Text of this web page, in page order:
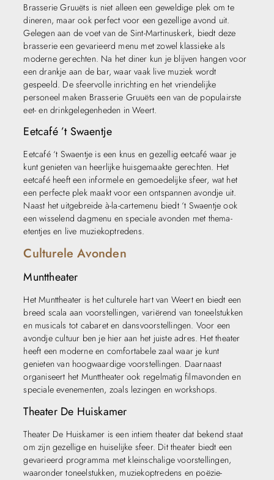
Brasserie Gruuëts is niet alleen een geweldige plek om te
dineren, maar ook perfect voor een gezellige avond uit.
Gelegen aan de voet van de Sint-Martinuskerk, biedt deze
brasserie een gevarieerd menu met zowel klassieke als
moderne gerechten. Na het diner kun je blijven hangen voor
een drankje aan de bar, waar vaak live muziek wordt
gespeeld. De sfeervolle inrichting en het vriendelijke
personeel maken Brasserie Gruuëts een van de populairste
eet- en drinkgelegenheden in Weert.
Eetcafé ’t Swaentje
Eetcafé ‘t Swaentje is een knus en gezellig eetcafé waar je
kunt genieten van heerlijke huisgemaakte gerechten. Het
eetcafé heeft een informele en gemoedelijke sfeer, wat het
een perfecte plek maakt voor een ontspannen avondje uit.
Naast het uitgebreide à-la-cartemenu biedt ‘t Swaentje ook
een wisselend dagmenu en speciale avonden met thema-
etentjes en live muziekoptredens.
Culturele Avonden
Munttheater
Het Munttheater is het culturele hart van Weert en biedt een
breed scala aan voorstellingen, variërend van toneelstukken
en musicals tot cabaret en dansvoorstellingen. Voor een
avondje cultuur ben je hier aan het juiste adres. Het theater
heeft een moderne en comfortabele zaal waar je kunt
genieten van hoogwaardige voorstellingen. Daarnaast
organiseert het Munttheater ook regelmatig filmavonden en
speciale evenementen, zoals lezingen en workshops.
Theater De Huiskamer
Theater De Huiskamer is een intiem theater dat bekend staat
om zijn gezellige en huiselijke sfeer. Dit theater biedt een
gevarieerd programma met kleinschalige voorstellingen,
waaronder toneelstukken, muziekoptredens en poëzie-